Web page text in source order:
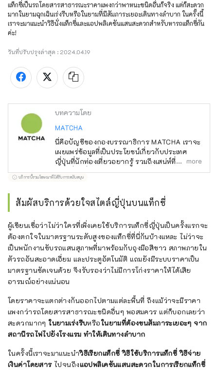
แท็กซี่เป็นรถโดยสารสาธารณะราคาแพงกว่าพาหนะชนิดอื่นก็จริง แต่ก็สะดวก
มากในยามฉุกเฉินเร่งรีบหรือในยามที่มีสัมภาระเยอะเดินทางลำบาก ในครั้งนี้
เราจะมาแนะนำวิธีนั่งแท็กซี่และแอปพลิเคชันแสนสะดวกสำหรับหารถแท็กซี่กัน
ค่ะ!
วันที่ปรับปรุงล่าสุด : 2024.04.19
บทความโดย
MATCHA
นี่คือบัญชีของกองบรรณาธิการ MATCHA เราจะ
เผยแพร่ข้อมูลที่เป็นประโยชน์เกี่ยวกับประเทศ
ญี่ปุ่นที่นักท่องเที่ยวอยากรู้ รวมถึงเสน่ห์ที่ซ่อนอยู่
ของญี่ปุ่นที่ยังไม่มีใครรู้จัก
more
บริการนี้รวมโฆษณาที่ได้รับการสนับสนุน
สัมผัสบริการด้วยใจสไตล์ญี่ปุ่นบนแท็กซี่
ผู้เขียนเชื่อว่าไม่ว่าใครที่เพิ่งเคยใช้บริการแท็กซี่ญี่ปุ่นเป็นครั้งแรกจะ
ต้องตกใจในมาตรฐานระดับสูงของแท็กซี่ที่นี่กันบ้างแหละ ไม่ว่าจะ
เป็นพนักงานขับรถแสนสุภาพที่มาพร้อมกับถุงมือสีขาว สภาพภายใน
ตัวรถอันสะอาดเอี่ยม และประตูอัตโนมัติ แถมยังมีระบบราคาเป็น
มาตรฐานชัดเจนด้วย จึงรับรองว่าไม่มีการโก่งราคาให้ได้เสีย
อารมณ์อย่างแน่นอน
โดยราคาจะแตกต่างกันออกไปตามแต่ละพื้นที่ ถึงแม้ว่าจะมีราคา
แพงกว่ารถโดยสารสาธารณะชนิดอื่นๆ พอสมควร แต่ก็บอกเลยว่า
สะดวกมากๆในยามเร่งรีบหรือในยามที่ต้องขนสัมภาระเยอะๆ จาก
สถานีรถไฟไปยังโรงแรม ทำให้เดินทางลำบาก
ในครั้งนี้เราจะมาแนะนำวิธีเรียกแท็กซี่ วิธีใช้บริการแท็กซี่ วิธีจ่าย
เงินค่าโดยสารไปจนถึงแอปพลิเคชันแสนสะดวกในการเรียกแท็กซี่